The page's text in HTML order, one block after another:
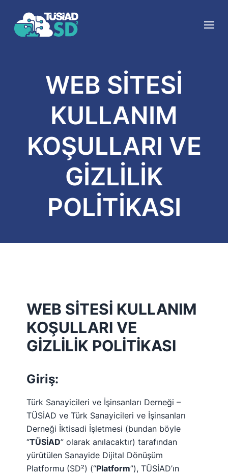
WEB SİTESİ
KULLANIM
KOŞULLARI VE
GİZLİLİK
POLİTİKASI
WEB SİTESİ KULLANIM
KOŞULLARI VE
GİZLİLİK POLİTİKASI
Giriş:
Türk Sanayicileri ve İşinsanları Derneği –
TÜSİAD ve Türk Sanayicileri ve İşinsanları
Derneği İktisadi İşletmesi (bundan böyle
“TÜSİAD” olarak anılacaktır) tarafından
yürütülen Sanayide Dijital Dönüşüm
Platformu (SD²) (“Platform”), TÜSİAD’ın